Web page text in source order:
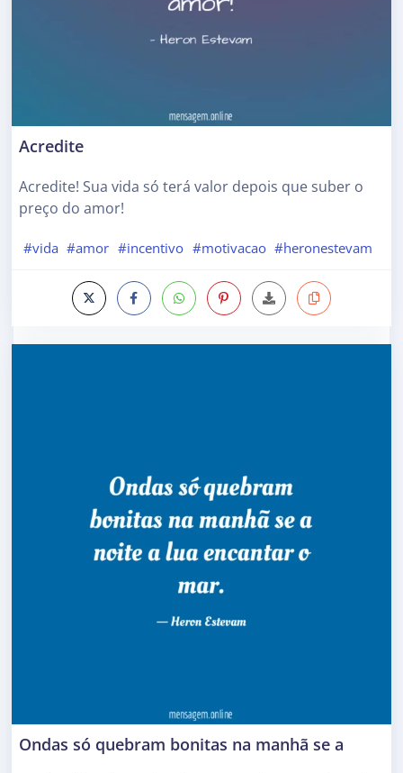
Acredite
Acredite! Sua vida só terá valor depois que suber o
preço do amor!
#vida #amor #incentivo #motivacao #heronestevam
Ondas só quebram bonitas na manhã se a